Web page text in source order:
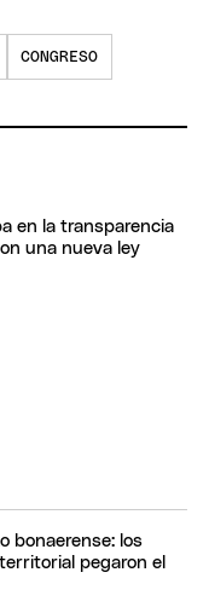
CONGRESO
en la transparencia
una nueva ley
bonaerense: los
pegaron el